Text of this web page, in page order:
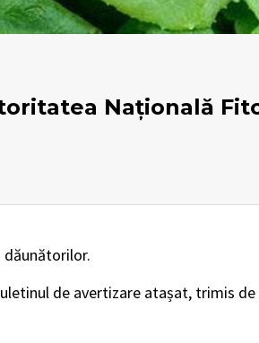
Națională
de avertizare atașat, trimis